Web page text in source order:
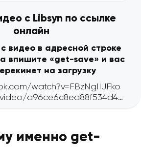
с Libsyn по ссылке
онлайн
видео в адресной строке
впишите «get-save» и вас
на загрузку
именно get-